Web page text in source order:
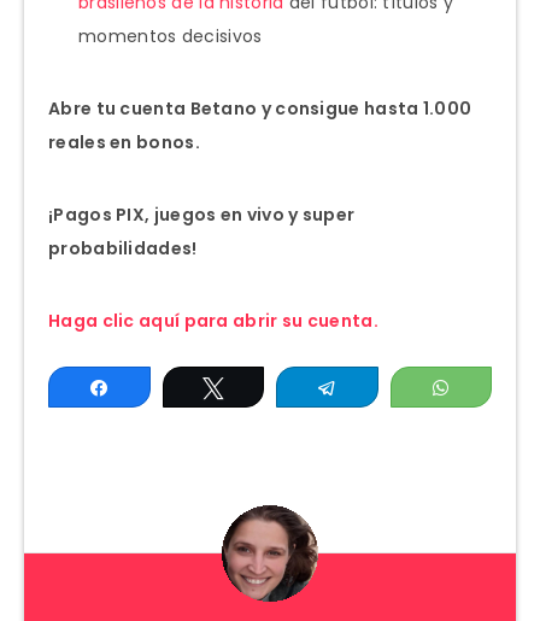
momentos decisivos
Abre tu cuenta Betano y consigue hasta 1.000
reales en bonos.
¡Pagos PIX, juegos en vivo y super
probabilidades!
Haga clic aquí para abrir su cuenta.
Compartir Twittear Telegram